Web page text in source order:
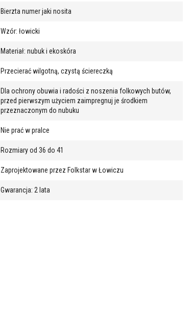
Bierzta numer jaki nosita
Wzór: łowicki
Materiał: nubuk i ekoskóra
Przecierać wilgotną, czystą ściereczką
Dla ochrony obuwia i radości z noszenia folkowych butów,
przed pierwszym użyciem zaimpregnuj je środkiem
przeznaczonym do nubuku
Nie prać w pralce
Rozmiary od 36 do 41
Zaprojektowane przez Folkstar w Łowiczu
Gwarancja: 2 lata